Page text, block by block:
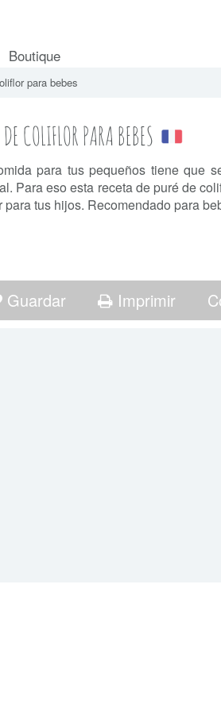
Boutique
para bebes
COLIFLOR PARA BEBES
para tus pequeños tiene que
Para eso esta receta de puré de
para tus hijos. Recomendado para
Guardar Imprimir